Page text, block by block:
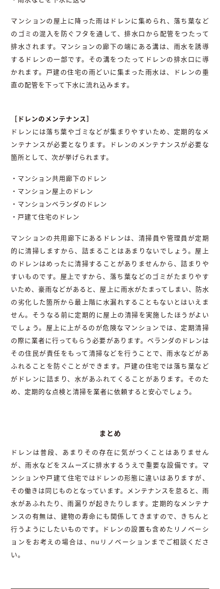
マンションの屋上に降った雨はドレンに集められ、落ち葉など
のゴミの混入を防ぐフタを通して、排水口から配管をつたって
排水されます。マンションの廊下の端にある溝は、雨水を誘導
するドレンの一部です。その溝をつたってドレンの排水口に導
かれます。戸建の住宅の雨どいに集まった雨水は、ドレンの垂
直の配管を下って下水に流れ込みます。
［ドレンのメンテナンス］
ドレンには落ち葉やゴミなどが集まりやすいため、定期的なメ
ンテナンスが必要となります。ドレンのメンテナンスが必要な
箇所として、次が挙げられます。
・マンション共用廊下のドレン
・マンション屋上のドレン
・マンションベランダのドレン
・戸建て住宅のドレン
マンションの共用廊下にあるドレンは、清掃員や管理員が定期
的に清掃しますから、詰まることはあまりないでしょう。屋上
のドレンはめったに清掃することがありませんから、詰まりや
すいものです。屋上ですから、落ち葉などのゴミがたまりやす
いため、豪雨などがあると、屋上に雨水がたまってしまい、防水
の劣化した箇所から最上階に水漏れすることもないとはいえま
せん。そうなる前に定期的に屋上の清掃を実施したほうがよい
でしょう。屋上に上がるのが危険なマンションでは、定期清掃
の際に業者に行ってもらう必要があります。ベランダのドレンは
その住民が責任をもって清掃などを行うことで、雨水などがあ
ふれることを防ぐことができます。戸建の住宅では落ち葉など
がドレンに詰まり、水があふれてくることがあります。そのた
め、定期的な点検と清掃を業者に依頼すると安心でしょう。
まとめ
ドレンは普段、あまりその存在に気がつくことはありません
が、雨水などをスムーズに排水するうえで重要な設備です。マ
ンションや戸建て住宅ではドレンの形態に違いはありますが、
その働きは同じものとなっています。メンテナンスを怠ると、雨
水があふれたり、雨漏りが起きたりします。定期的なメンテナ
ンスの有無は、建物の寿命にも関係してきますので、きちんと
行うようにしたいものです。ドレンの設置も含めたリノベーシ
ョンをお考えの場合は、nuリノベーションまでご相談くださ
い。